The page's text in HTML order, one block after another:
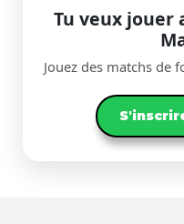
Tu veux jouer
Jouez des matchs de